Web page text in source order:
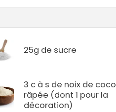
25g de sucre
3 c à s de noix de coco
râpée (dont 1 pour la
décoration)